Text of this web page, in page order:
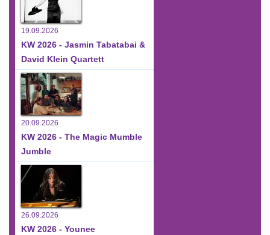
19.09.2026
KW 2026 - Jasmin Tabatabai &
David Klein Quartett
20.09.2026
KW 2026 - The Magic Mumble
Jumble
26.09.2026
KW 2026 - Younee